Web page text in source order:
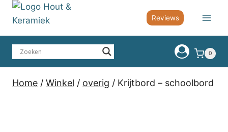
Doorgaan
naar
inhoud
Reviews
0
Home / Winkel / overig / Krijtbord – schoolbord